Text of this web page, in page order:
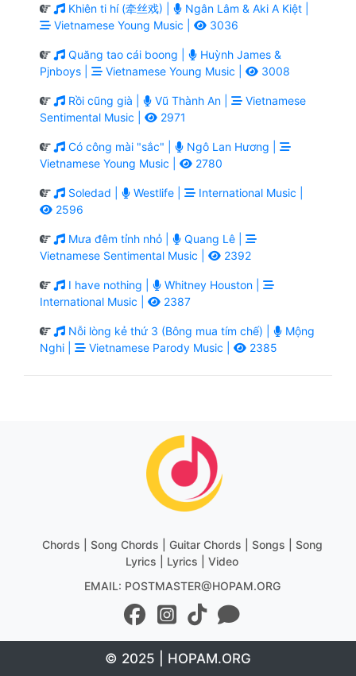
Khiên ti hí (牵丝戏) |
Ngân Lâm & Aki A Kiệt |
Vietnamese Young Music |
3036
Quăng tao cái boong |
Huỳnh James &
Pjnboys |
Vietnamese Young Music | 3008
Rồi cũng già | Vũ Thành An |
Vietnamese
Sentimental Music |
2971
Có công mài "sắc" |
Ngô Lan Hương |
Vietnamese Young Music |
2780
Soledad | Westlife |
International Music |
2596
Mưa đêm tỉnh nhỏ |
Quang Lê |
Vietnamese Sentimental Music |
2392
I have nothing |
Whitney Houston |
International Music |
2387
Nỗi lòng kẻ thứ 3 (Bông mua tím chế) |
Mộng
Nghi |
Vietnamese Parody Music | 2385
Chords | Song Chords | Guitar Chords | Songs | Song
Lyrics | Lyrics | Video
EMAIL: POSTMASTER@HOPAM.ORG
© 2025 | HOPAM.ORG